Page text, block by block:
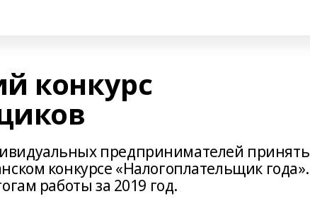
конкурс
предпринимателей принять
конкурсе «Налогоплательщик года».
работы за 2019 год.